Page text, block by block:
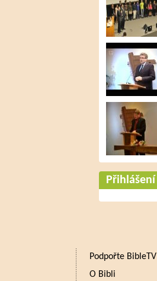
Přihlášení
Podpořte BibleTV
O Bibli